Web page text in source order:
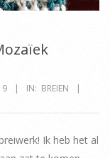
IN: BREIEN
Ik heb het al